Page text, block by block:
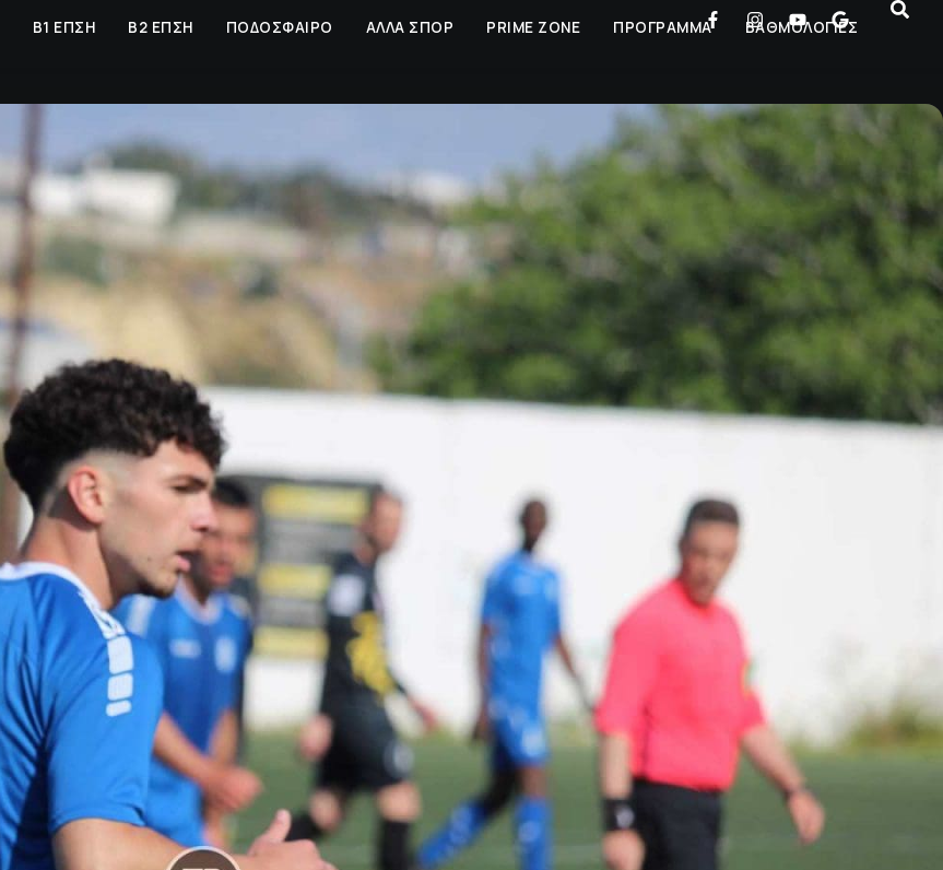
Β1 ΕΠΣΗ Β2 ΕΠΣΗ ΠΟΔΟΣΦΑΙΡΟ ΑΛΛΑ ΣΠΟΡ PRIME ZONE ΠΡΟΓΡΑΜΜΑ ΒΑΘΜΟΛΟΓΙΕΣ